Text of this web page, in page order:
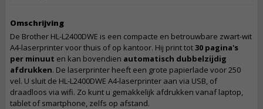
Omschrijving
De Brother HL-L2400DWE is een compacte en betrouwbare zwart-wit
A4-laserprinter voor thuis of op kantoor. Hij print tot30 pagina's
per minuut en kan bovendien automatisch dubbelzijdig
afdrukken. De laserprinter heeft een grote papierlade voor 250
vel. U sluit de HL-L2400DWE A4-laserprinter aan via USB, of
draadloos via wifi. Zo kunt u gemakkelijk afdrukken vanaf laptop,
tablet of smartphone, zelfs op afstand.